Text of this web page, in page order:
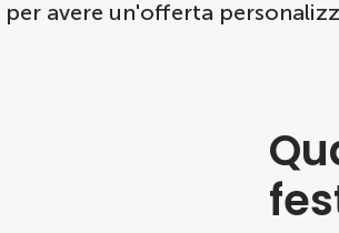
per avere un'offerta